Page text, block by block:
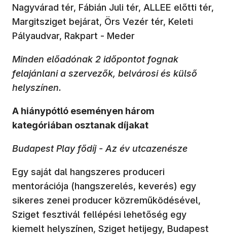
Nagyvárad tér, Fábián Juli tér, ALLEE előtti tér,
Margitsziget bejárat, Örs Vezér tér, Keleti
Pályaudvar, Rakpart - Meder
Minden előadónak 2 időpontot fognak
felajánlani a szervezők, belvárosi és külső
helyszínen.
A hiánypótló eseményen három
kategóriában osztanak díjakat
Budapest Play fődíj - Az év utcazenésze
Egy saját dal hangszeres produceri
mentorációja (hangszerelés, keverés) egy
sikeres zenei producer közreműködésével,
Sziget fesztivál fellépési lehetőség egy
kiemelt helyszínen, Sziget hetijegy, Budapest